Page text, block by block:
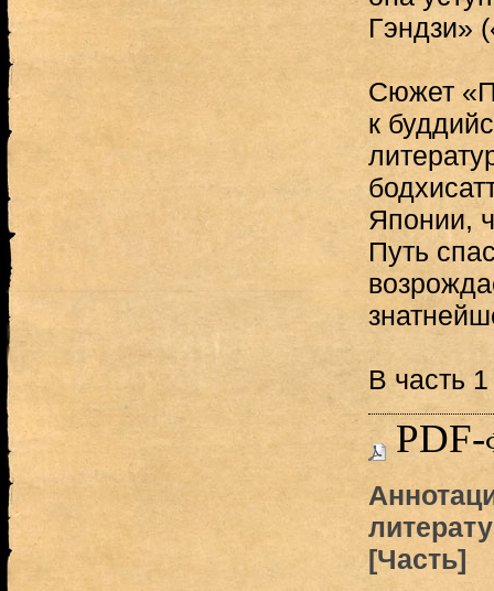
Гэндзи»
Сюжет
к
Японии,
Путь
В часть
PDF-
[Часть]